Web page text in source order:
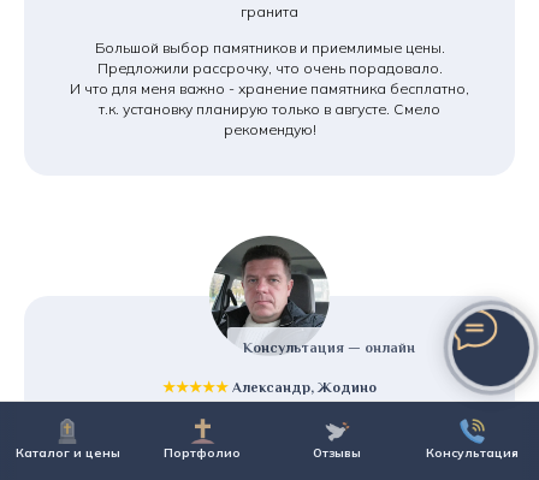
Каталог и цены Портфолио Отзывы Консультация
Консультация — онлайн
гранита
Большой выбор памятников и приемлимые цены.
Предложили рассрочку, что очень порадовало.
И что для меня важно - хранение памятника бесплатно,
т.к. установку планирую только в августе. Смело
рекомендую!
★★★★★ Александр, Жодино
20.09.2024, Изготовление и монтаж памятника под ключ
Обратился в эту компанию по рекомендации друзей. Не
пожалел. Нужен был двойной памятник, бюджет не